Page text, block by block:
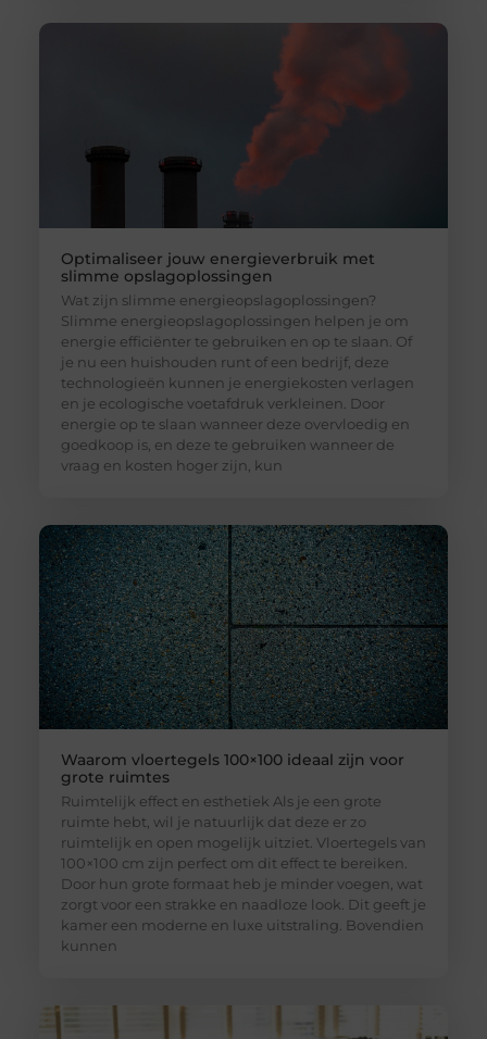
Optimaliseer jouw energieverbruik met
slimme opslagoplossingen
Wat zijn slimme energieopslagoplossingen?
Slimme energieopslagoplossingen helpen je om
energie efficiënter te gebruiken en op te slaan. Of
je nu een huishouden runt of een bedrijf, deze
technologieën kunnen je energiekosten verlagen
en je ecologische voetafdruk verkleinen. Door
energie op te slaan wanneer deze overvloedig en
goedkoop is, en deze te gebruiken wanneer de
vraag en kosten hoger zijn, kun
Waarom vloertegels 100×100 ideaal zijn voor
grote ruimtes
Ruimtelijk effect en esthetiek Als je een grote
ruimte hebt, wil je natuurlijk dat deze er zo
ruimtelijk en open mogelijk uitziet. Vloertegels van
100×100 cm zijn perfect om dit effect te bereiken.
Door hun grote formaat heb je minder voegen, wat
zorgt voor een strakke en naadloze look. Dit geeft je
kamer een moderne en luxe uitstraling. Bovendien
kunnen